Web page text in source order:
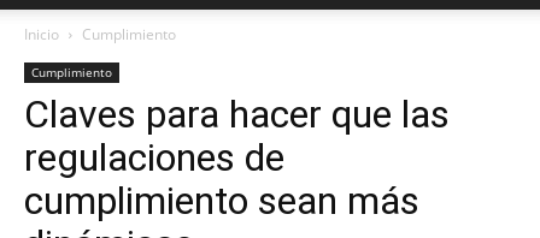
Claras
Digital
Inicio Cumplimiento
Cumplimiento
Claves para hacer que las
regulaciones de
cumplimiento sean más